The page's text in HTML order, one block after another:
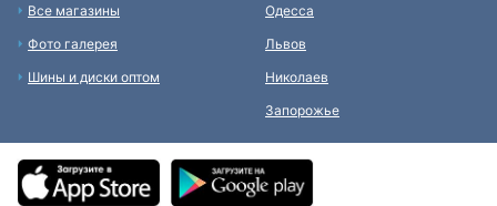
Все магазины
Фото галерея
Шины и диски оптом
Одесса
Львов
Николаев
Запорожье